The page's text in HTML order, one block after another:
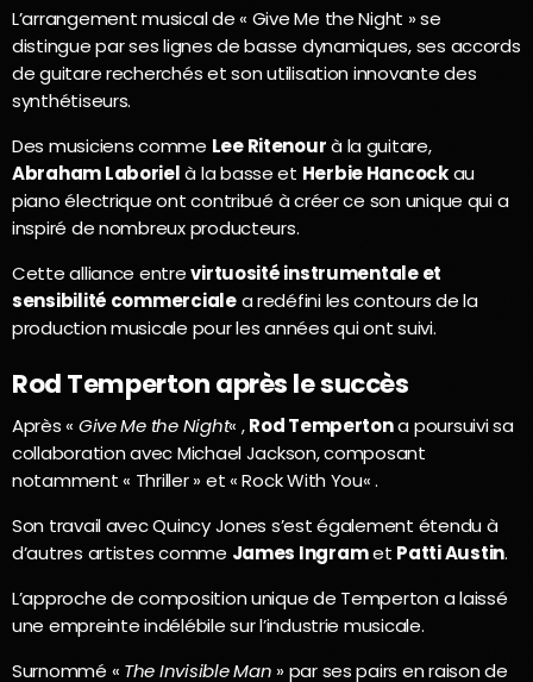
L’arrangement musical de « Give Me the Night » se
distingue par ses lignes de basse dynamiques, ses accords
de guitare recherchés et son utilisation innovante des
synthétiseurs.
Des musiciens comme Lee Ritenourà la guitare,
Abraham Laborielà la basse et Herbie Hancockau
piano électrique ont contribué à créer ce son unique qui a
inspiré de nombreux producteurs.
Cette alliance entrevirtuosité instrumentale et
sensibilité commercialea redéfini les contours de la
production musicale pour les années qui ont suivi.
Rod Temperton après le succès
Après « Give Me the Night« ,Rod Tempertona poursuivi sa
collaboration avec Michael Jackson, composant
notamment « Thriller » et « Rock With You« .
Son travail avec Quincy Jones s’est également étendu à
d’autres artistes comme James Ingramet Patti Austin.
L’approche de composition unique de Temperton a laissé
une empreinte indélébile sur l’industrie musicale.
Surnommé « The Invisible Man » par ses pairs en raison de